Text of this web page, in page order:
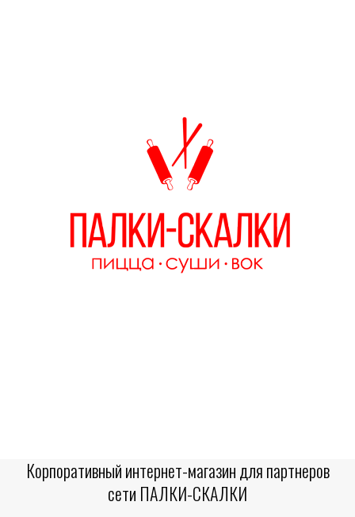
Корпоративный интернет-магазин для партнеров
сети ПАЛКИ-СКАЛКИ